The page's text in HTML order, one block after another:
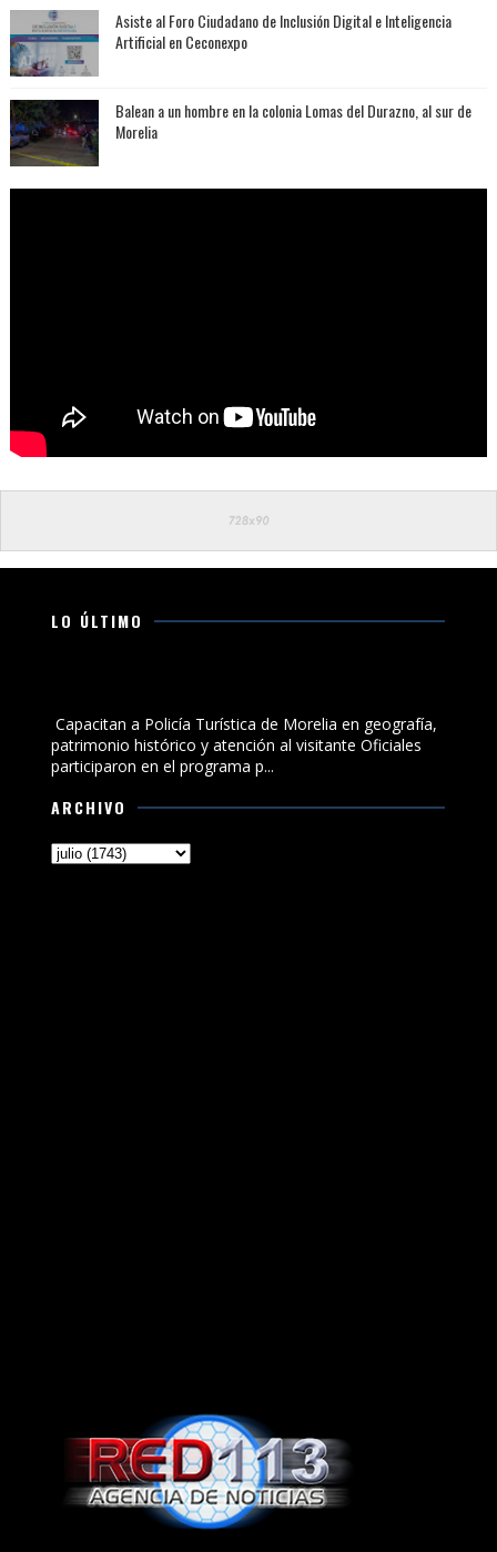
Asiste al Foro Ciudadano de Inclusión Digital e Inteligencia
Artificial en Ceconexpo
Balean a un hombre en la colonia Lomas del Durazno, al sur de
Morelia
LO ÚLTIMO
Capacitan a Policía Turística de Morelia en geografía,
patrimonio histórico y atención al visitante Oficiales
participaron en el programa p...
ARCHIVO